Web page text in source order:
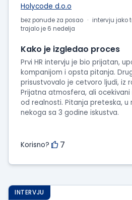
Holycode d.o.o
bez ponude za posao
intervju jako
trajalo je 6 nedelja
Kako je izgledao proces
Prvi HR intervju je bio prijatan,
kompanijom i opsta pitanja.
prisustvovalo je cetvoro ljudi, iz
Prijatna atmosfera, ali ocekivani
od realnosti. Pitanja preteska, u
nekoga sa 3 godine iskustva.
Korisno? 7
INTERVJU